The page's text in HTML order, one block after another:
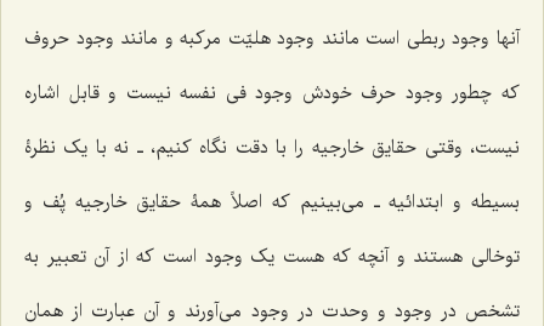
آنها وجود ربطی است مانند وجود هلیّت مرکبه و مانند وجود حروف
که چطور وجود حرف خودش وجود فی نفسه نیست و قابل اشاره
نیست، وقتی حقایق خارجیه را با دقت نگاه کنیم، ـ نه با یک نظرۀ
بسیطه و ابتدائیه ـ می‌بینیم که اصلاً همۀ حقایق خارجیه پُف و
توخالی هستند و آنچه که هست یک وجود است که از آن تعبیر به
تشخص در وجود و وحدت در وجود می‌آورند و آن عبارت از همان